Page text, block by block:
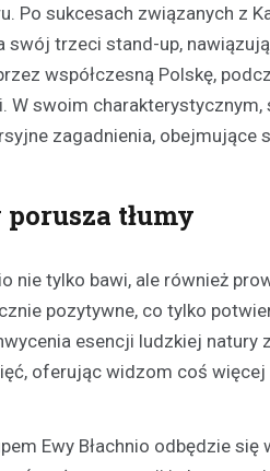
Po sukcesach związanych z
swój trzeci stand-up,
współczesną Polskę,
W swoim
zagadnienia, obejmujące
tłumy
nie tylko bawi, ale również
pozytywne, co tylko
esencji ludzkiej natury
oferując widzom coś
Ewy Błachnio odbędzie